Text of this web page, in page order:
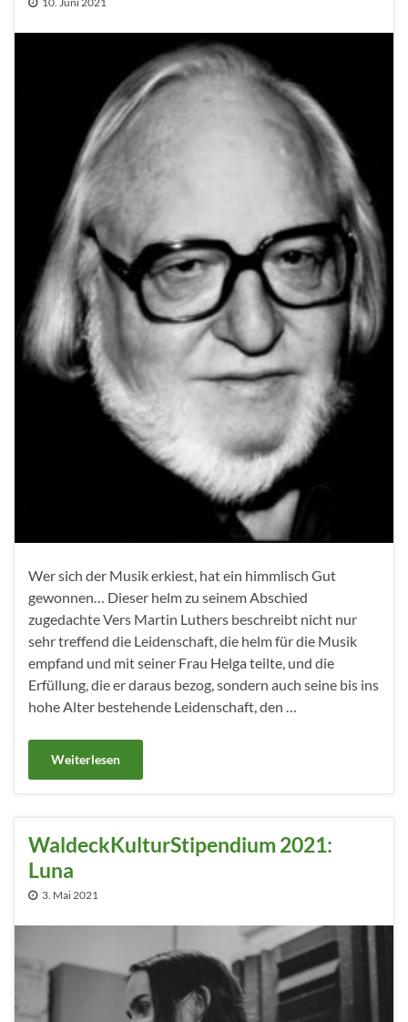
Wer sich der Musik erkiest, hat ein himmlisch Gut
gewonnen… Dieser helm zu seinem Abschied
zugedachte Vers Martin Luthers beschreibt nicht nur
sehr treffend die Leidenschaft, die helm für die Musik
empfand und mit seiner Frau Helga teilte, und die
Erfüllung, die er daraus bezog, sondern auch seine bis ins
hohe Alter bestehende Leidenschaft, den …
Weiterlesen
WaldeckKulturStipendium 2021:
Luna
3. Mai 2021